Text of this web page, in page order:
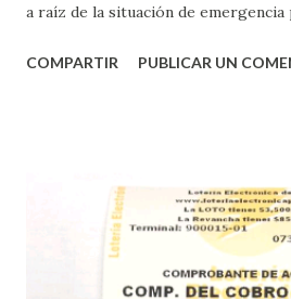
a raíz de la situación de emergencia
proteger la salud de nuestros
instantáneos”, indicó López. Sobre
López explicó que el mismo se
Estados Unidos y los jugadores
números ganadores del mismo a
COMPARTIR PUBLICAR UN